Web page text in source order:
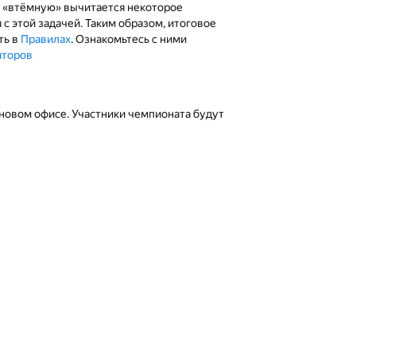
вычитается некоторое
этой задачей. Таким образом, итоговое
в Правилах. Ознакомьтесь с ними
офисе. Участники чемпионата будут